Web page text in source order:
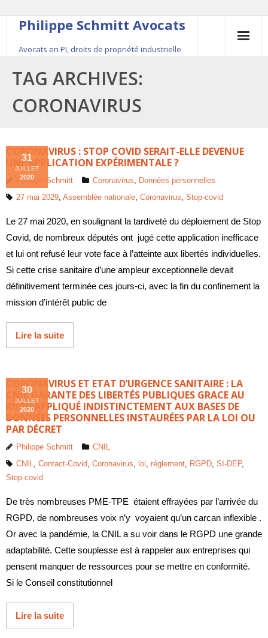
Philippe Schmitt Avocats
Avocats en PI, droits de propriété industrielle
45, rue Saint-Anne, 75001 Paris, +33 (0)1 84 16 35
54
Contact
Le fondateur
Publications
Actualité
TAG ARCHIVES:
CORONAVIRUS
CORONAVIRUS : STOP COVID SERAIT-ELLE DEVENUE
UNE APPLICATION EXPÉRIMENTALE ?
31
JUILLET
2020
Philippe Schmitt Coronavirus, Données personnelles
27 mai 2029, Assemblée nationale, Coronavirus, Stop-covid
Le 27 mai 2020, en soulignant la tardiveté du déploiement de Stop
Covid, de nombreux députés ont jugé cette application inefficace
et lui ont refusé leur vote face à l’atteinte aux libertés individuelles.
Si cette crise sanitaire d’une ampleur exceptionnelle devait
définitivement terminée ces jours-ci, avec la fin du confinement la
mission d’intérêt public de
Lire la suite
CORONAVIRUS ET ETAT D’URGENCE SANITAIRE : LA
CNIL GARANTE DES LIBERTÉS PUBLIQUES GRACE AU
RGPD APPLIQUÉ INDISTINCTEMENT AUX BASES DE
DONNÉES PERSONNELLES INSTAURÉES PAR LA LOI OU
PAR DÉCRET
30
JUILLET
2020
Philippe Schmitt
CNIL
CNIL, Contact-Covid, Coronavirus, loi, réglement, RGPD, SI-DEP,
Stop-covid
De très nombreuses PME-TPE étaient effrayées par l’arrivée du
RGPD, de nombreuses voix n’y voyaient qu’un carcan inflexible .
Or avec la pandémie, la CNIL a su voir dans le RGPD une grande
adaptabilité. Cette souplesse est à rappeler aux entreprises qui
pensent manquer de ressources pour se mettre en conformité.
Si le Conseil constitutionnel
Lire la suite